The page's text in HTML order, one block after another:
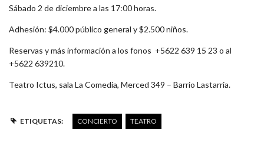
Sábado 2 de diciembre a las 17:00 horas.
Adhesión: $4.000 público general y $2.500 niños.
Reservas y más información a los fonos +5622 639 15 23 o al
+5622 639210.
Teatro Ictus, sala La Comedia, Merced 349 – Barrio Lastarria.
ETIQUETAS: CONCIERTO TEATRO